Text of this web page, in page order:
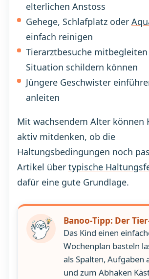
elterlichen Anstoss
Gehege, Schlafplatz oder
einfach reinigen
Tierarztbesuche
Situation schildern können
Jüngere Geschwister
anleiten
Mit wachsendem Alter können
aktiv mitdenken, ob die
Haltungsbedingungen noch
Artikel über typische
dafür eine gute Grundlage.
Banoo-Tipp: Der
Das Kind einen
Wochenplan basteln
als Spalten, Aufgaben
und zum Abhaken